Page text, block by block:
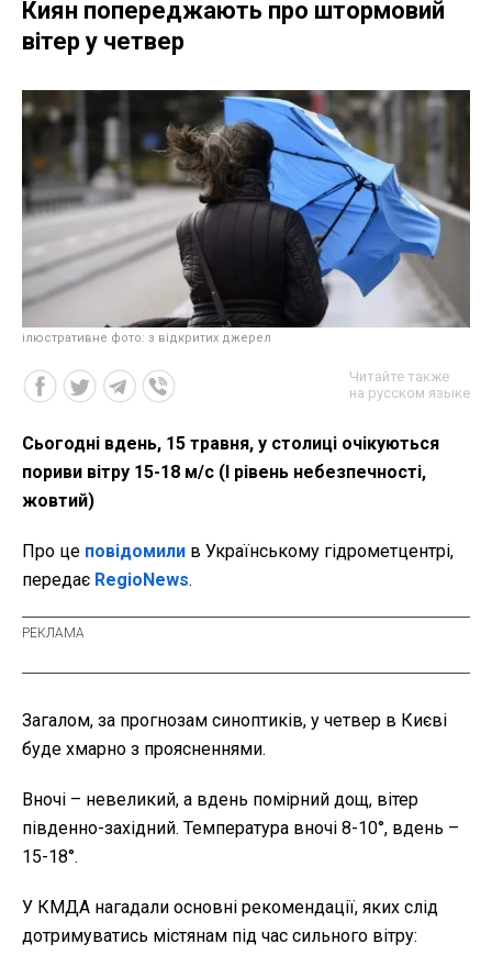
Киян попереджають про штормовий
вітер у четвер
ілюстративне фото: з відкритих джерел
Читайте также
на русском языке
Сьогодні вдень, 15 травня, у столиці очікуються
пориви вітру 15-18 м/с (I рівень небезпечності,
жовтий)
Про це повідомили в Українському гідрометцентрі,
передає RegioNews.
Загалом, за прогнозам синоптиків, у четвер в Києві
буде хмарно з проясненнями.
Вночі – невеликий, а вдень помірний дощ, вітер
південно-західний. Температура вночі 8-10°, вдень –
15-18°.
У КМДА нагадали основні рекомендації, яких слід
дотримуватись містянам під час сильного вітру: